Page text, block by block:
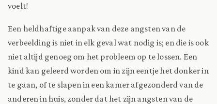
voelt!
Een heldhaftige aanpak van deze angsten van de
verbeelding is niet in elk geval wat nodig is; en die is ook
niet altijd genoeg om het probleem op te lossen. Een
kind kan geleerd worden om in zijn eentje het donker in
te gaan, of te slapen in een kamer afgezonderd van de
anderen in huis, zonder dat het zijn angsten van de